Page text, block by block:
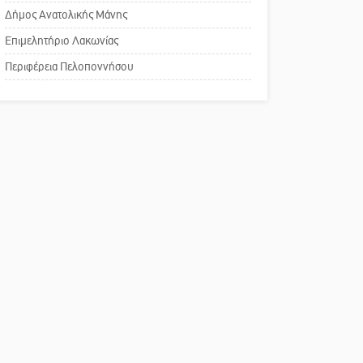
του ΚΑΠΗ
Το δικό σας σχόλιο:
Παράδειγμα κοινωνικής
Δήμος Ανατολικής Μάνης
Επιμελητήριο Λακωνίας
Περιφέρεια Πελοποννήσου